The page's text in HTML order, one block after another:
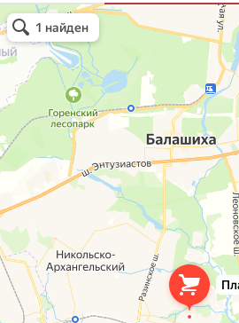
Планета кровли
Кровля и кровельные материалы в Балашихе
Окна в Балашихе